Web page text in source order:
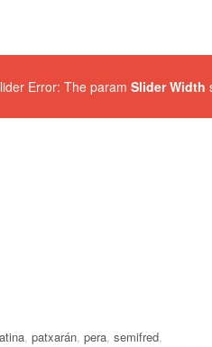
Error: The paramSlider Width
,patxarán,pera,semifred,